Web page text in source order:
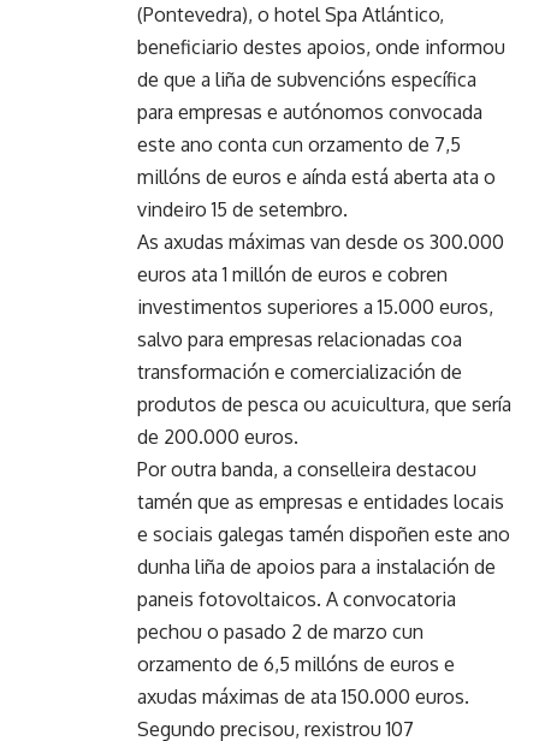
(Pontevedra), o hotel Spa Atlántico,
beneficiario destes apoios, onde informou
de que a liña de subvencións específica
para empresas e autónomos convocada
este ano conta cun orzamento de 7,5
millóns de euros e aínda está aberta ata o
vindeiro 15 de setembro.
As axudas máximas van desde os 300.000
euros ata 1 millón de euros e cobren
investimentos superiores a 15.000 euros,
salvo para empresas relacionadas coa
transformación e comercialización de
produtos de pesca ou acuicultura, que sería
de 200.000 euros.
Por outra banda, a conselleira destacou
tamén que as empresas e entidades locais
e sociais galegas tamén dispoñen este ano
dunha liña de apoios para a instalación de
paneis fotovoltaicos. A convocatoria
pechou o pasado 2 de marzo cun
orzamento de 6,5 millóns de euros e
axudas máximas de ata 150.000 euros.
Segundo precisou, rexistrou 107